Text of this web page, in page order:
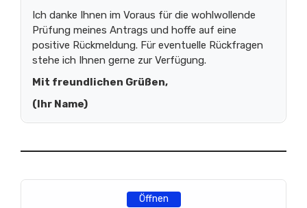
Ich danke Ihnen im Voraus für die wohlwollende
Prüfung meines Antrags und hoffe auf eine
positive Rückmeldung. Für eventuelle Rückfragen
stehe ich Ihnen gerne zur Verfügung.
Mit freundlichen Grüßen,
(Ihr Name)
Öffnen